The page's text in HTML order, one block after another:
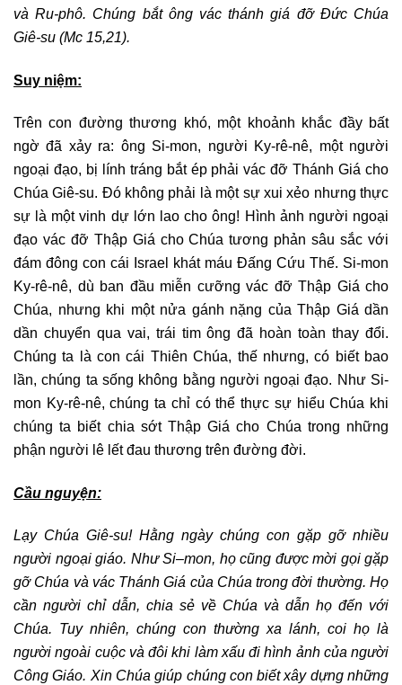
và Ru-phô. Chúng bắt ông vác thánh giá đỡ Đức Chúa
Giê-su (Mc 15,21).
Suy niệm:
Trên con đường thương khó, một khoảnh khắc đầy bất
ngờ đã xảy ra: ông Si-mon, người Ky-rê-nê, một người
ngoại đạo, bị lính tráng bắt ép phải vác đỡ Thánh Giá cho
Chúa Giê-su. Đó không phải là một sự xui xẻo nhưng thực
sự là một vinh dự lớn lao cho ông! Hình ảnh người ngoại
đạo vác đỡ Thập Giá cho Chúa tương phản sâu sắc với
đám đông con cái Israel khát máu Đấng Cứu Thế. Si-mon
Ky-rê-nê, dù ban đầu miễn cưỡng vác đỡ Thập Giá cho
Chúa, nhưng khi một nửa gánh nặng của Thập Giá dần
dần chuyển qua vai, trái tim ông đã hoàn toàn thay đổi.
Chúng ta là con cái Thiên Chúa, thế nhưng, có biết bao
lần, chúng ta sống không bằng người ngoại đạo. Như Si-
mon Ky-rê-nê, chúng ta chỉ có thể thực sự hiểu Chúa khi
chúng ta biết chia sớt Thập Giá cho Chúa trong những
phận người lê lết đau thương trên đường đời.
Cầu nguyện:
Lạy Chúa Giê-su! Hằng ngày chúng con gặp gỡ nhiều
người ngoại giáo. Như Si–mon, họ cũng được mời gọigặp
gỡ Chúa và vác Thánh Giá của Chúa trong đời thường. Họ
cần người chỉ dẫn, chia sẻ về Chúa và dẫn họ đến với
Chúa. Tuy nhiên, chúng con thường xa lánh, coi họ là
người ngoài cuộc và đôi khi làm xấu đi hình ảnh của người
Công Giáo. Xin Chúa giúp chúng conbiếtxây dựngnhững